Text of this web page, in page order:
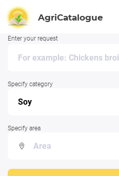
AgriCatalogue
Enter your request
Specify category
Specify area